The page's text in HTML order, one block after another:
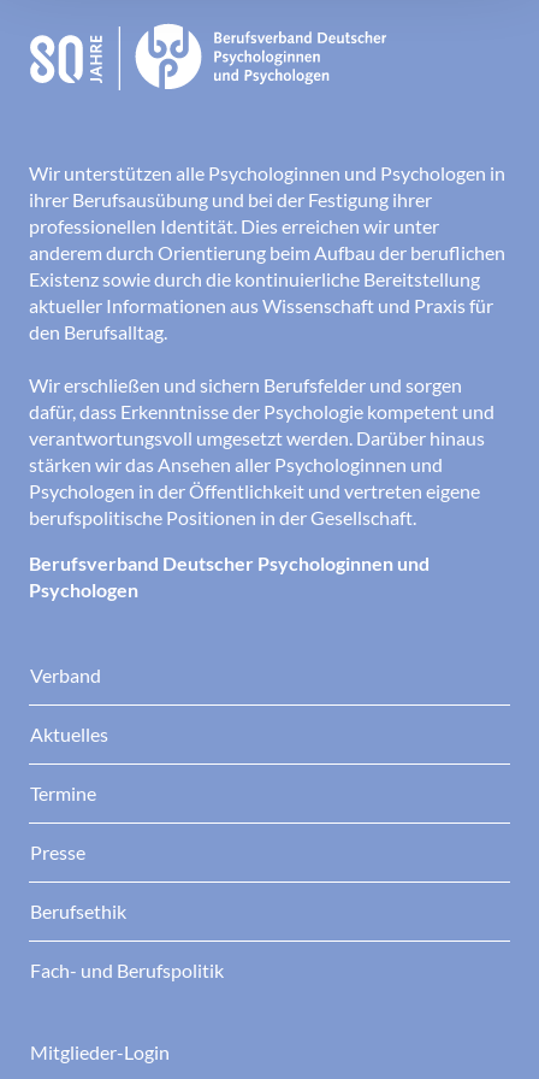
Wir unterstützen alle Psychologinnen und Psychologen in
ihrer Berufsausübung und bei der Festigung ihrer
professionellen Identität. Dies erreichen wir unter
anderem durch Orientierung beim Aufbau der beruflichen
Existenz sowie durch die kontinuierliche Bereitstellung
aktueller Informationen aus Wissenschaft und Praxis für
den Berufsalltag.
Wir erschließen und sichern Berufsfelder und sorgen
dafür, dass Erkenntnisse der Psychologie kompetent und
verantwortungsvoll umgesetzt werden. Darüber hinaus
stärken wir das Ansehen aller Psychologinnen und
Psychologen in der Öffentlichkeit und vertreten eigene
berufspolitische Positionen in der Gesellschaft.
Berufsverband Deutscher Psychologinnen und
Psychologen
Verband
Aktuelles
Termine
Presse
Berufsethik
Fach- und Berufspolitik
Mitglieder-Login